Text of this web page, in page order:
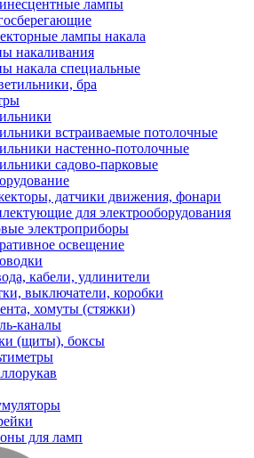
лампы
лампы накала
накаливания
накала специальные
бра
встраиваемые потолочные
настенно-потолочные
садово-парковые
датчики движения, фонари
для электрооборудования
электроприборы
освещение
кабели, удлинители
выключатели, коробки
хомуты (стяжки)
каналы
(щиты), боксы
для ламп